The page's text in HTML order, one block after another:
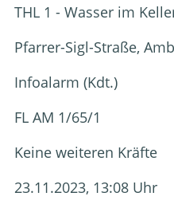
THL 1 - Wasser im
Pfarrer-Sigl-Straße,
Infoalarm (Kdt.)
FL AM 1/65/1
Keine weiteren Kräfte
23.11.2023, 13:08 Uhr